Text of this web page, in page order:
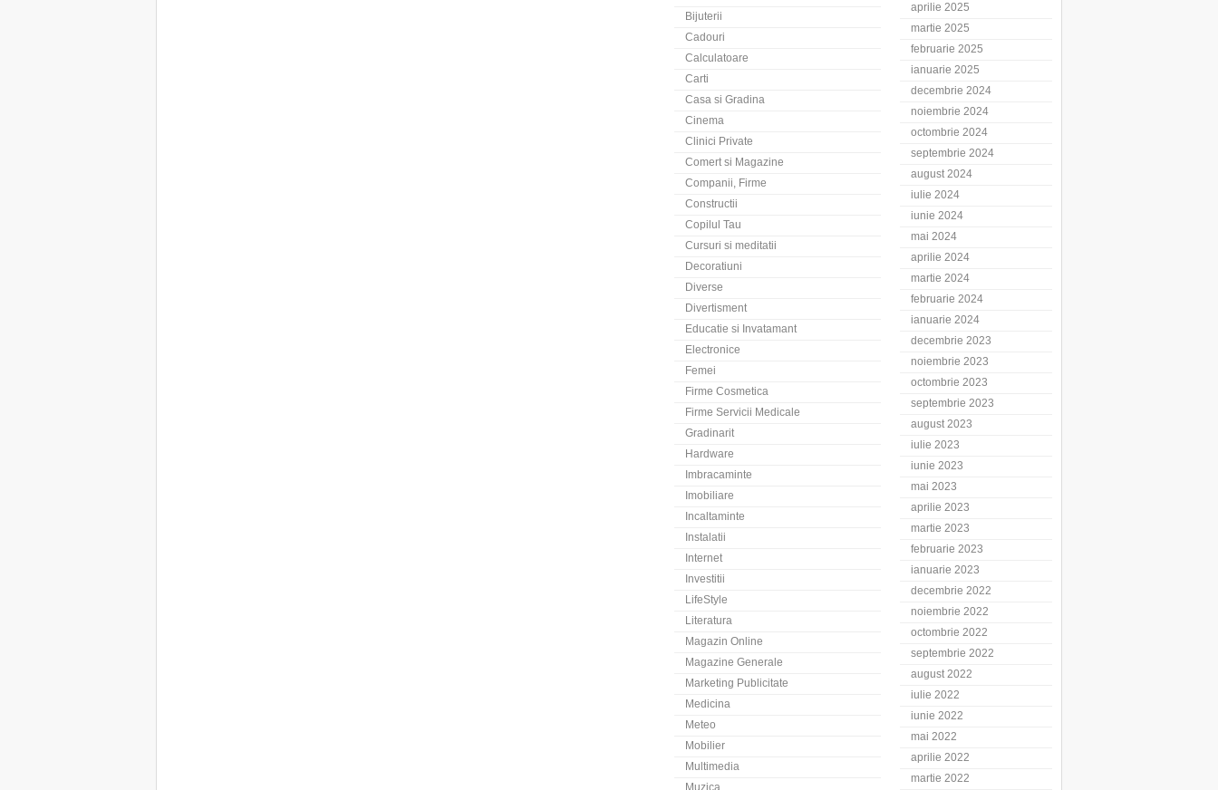
Bijuterii
Cadouri
Calculatoare
Carti
Casa si Gradina
Cinema
Clinici Private
Comert si Magazine
Companii, Firme
Constructii
Copilul Tau
Cursuri si meditatii
Decoratiuni
Diverse
Divertisment
Educatie si Invatamant
Electronice
Femei
Firme Cosmetica
Firme Servicii Medicale
Gradinarit
Hardware
Imbracaminte
Imobiliare
Incaltaminte
Instalatii
Internet
Investitii
LifeStyle
Literatura
Magazin Online
Magazine Generale
Marketing Publicitate
Medicina
Meteo
Mobilier
Multimedia
Muzica
aprilie 2025
martie 2025
februarie 2025
ianuarie 2025
decembrie 2024
noiembrie 2024
octombrie 2024
septembrie 2024
august 2024
iulie 2024
iunie 2024
mai 2024
aprilie 2024
martie 2024
februarie 2024
ianuarie 2024
decembrie 2023
noiembrie 2023
octombrie 2023
septembrie 2023
august 2023
iulie 2023
iunie 2023
mai 2023
aprilie 2023
martie 2023
februarie 2023
ianuarie 2023
decembrie 2022
noiembrie 2022
octombrie 2022
septembrie 2022
august 2022
iulie 2022
iunie 2022
mai 2022
aprilie 2022
martie 2022